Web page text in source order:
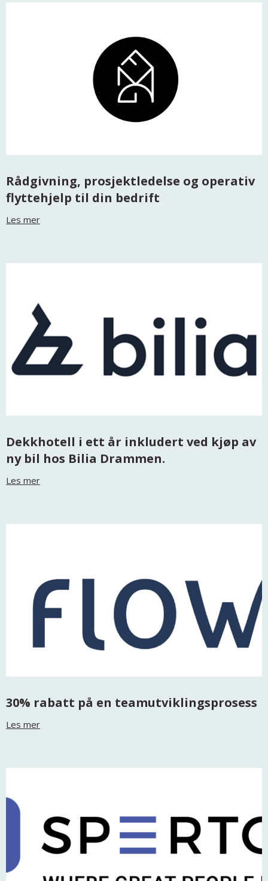
Rådgivning, prosjektledelse og operativ
flyttehjelp til din bedrift
Les mer
Dekkhotell i ett år inkludert ved kjøp av
ny bil hos Bilia Drammen.
Les mer
30% rabatt på en teamutviklingsprosess
Les mer